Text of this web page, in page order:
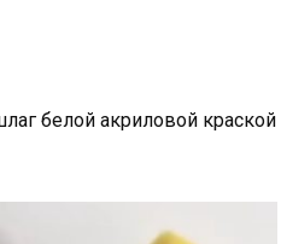
белой акриловой краской